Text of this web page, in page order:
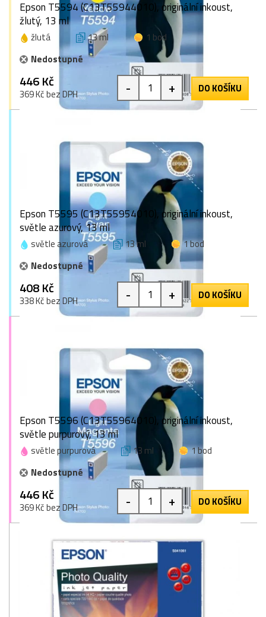
Epson T5594 (C13T55944010), originální inkoust,
žlutý, 13 ml
žlutá 13 ml
1 bod
Nedostupné
446 Kč
369 Kč bez DPH - + DO KOŠÍKU
Epson T5595 (C13T55954010), originální inkoust,
světle azurový, 13 ml
světle azurová 13 ml
1 bod
Nedostupné
408 Kč
338 Kč bez DPH - + DO KOŠÍKU
Epson T5596 (C13T55964010), originální inkoust,
světle purpurový, 13 ml
světle purpurová 13 ml
1 bod
Nedostupné
446 Kč
369 Kč bez DPH - + DO KOŠÍKU